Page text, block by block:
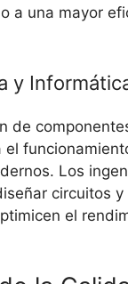
a una mayor
y
de
el
Los
circuitos
el